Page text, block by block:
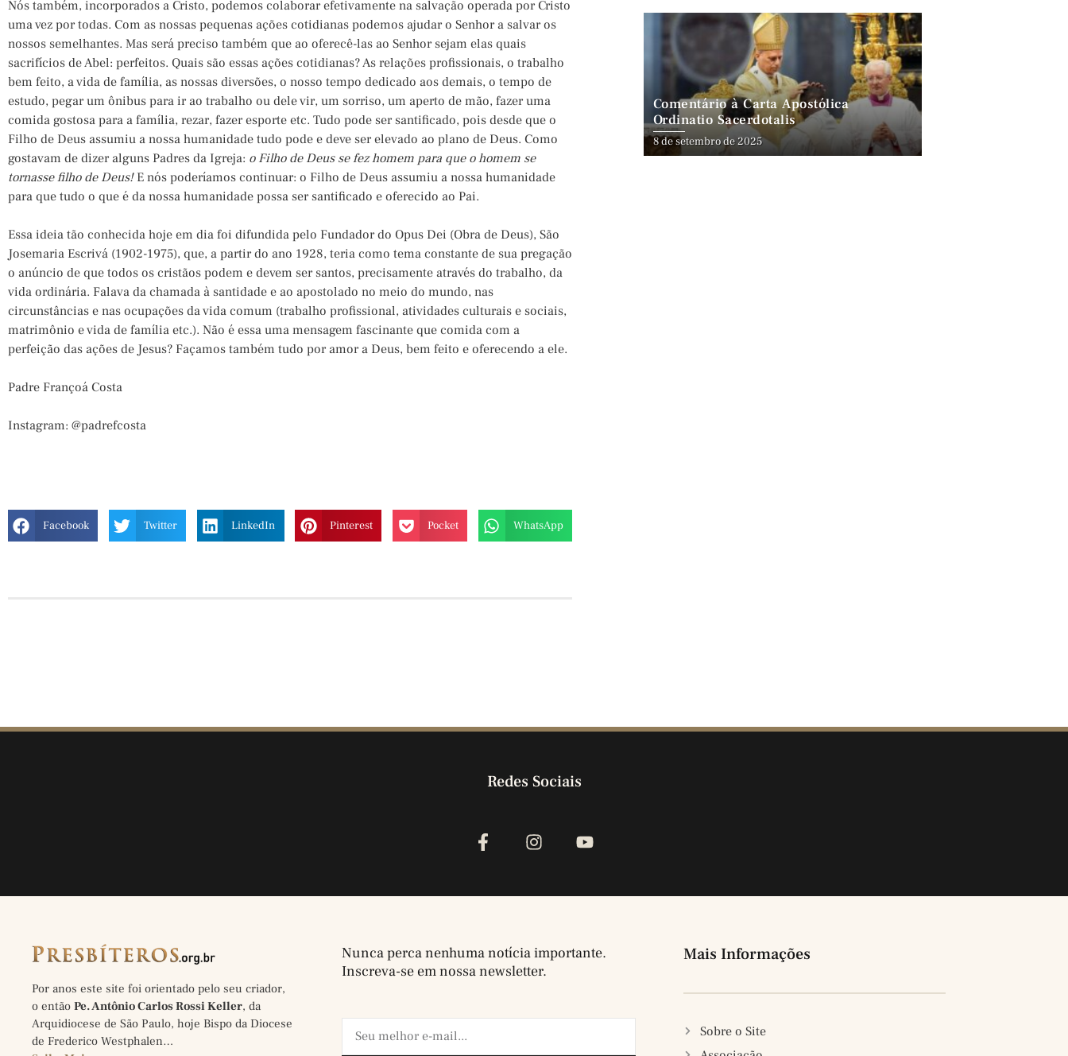
Nós também, incorporados a Cristo, podemos colaborar efetivamente na salvação operada por Cristo
uma vez por todas. Com as nossas pequenas ações cotidianas podemos ajudar o Senhor a salvar os
nossos semelhantes. Mas será preciso também que ao oferecê-las ao Senhor sejam elas quais
sacrifícios de Abel: perfeitos. Quais são essas ações cotidianas? As relações profissionais, o trabalho
bem feito, a vida de família, as nossas diversões, o nosso tempo dedicado aos demais, o tempo de
estudo, pegar um ônibus para ir ao trabalho ou dele vir, um sorriso, um aperto de mão, fazer uma
comida gostosa para a família, rezar, fazer esporte etc. Tudo pode ser santificado, pois desde que o
Filho de Deus assumiu a nossa humanidade tudo pode e deve ser elevado ao plano de Deus. Como
gostavam de dizer alguns Padres da Igreja: o Filho de Deus se fez homem para que o homem se
tornasse filho de Deus! E nós poderíamos continuar: o Filho de Deus assumiu a nossa humanidade
para que tudo o que é da nossa humanidade possa ser santificado e oferecido ao Pai.
Essa ideia tão conhecida hoje em dia foi difundida pelo Fundador do Opus Dei (Obra de Deus), São
Josemaria Escrivá (1902-1975), que, a partir do ano 1928, teria como tema constante de sua pregação
o anúncio de que todos os cristãos podem e devem ser santos, precisamente através do trabalho, da
vida ordinária. Falava da chamada à santidade e ao apostolado no meio do mundo, nas
circunstâncias e nas ocupações da vida comum (trabalho profissional, atividades culturais e sociais,
matrimônio e vida de família etc.). Não é essa uma mensagem fascinante que comida com a
perfeição das ações de Jesus? Façamos também tudo por amor a Deus, bem feito e oferecendo a ele.
Padre Françoá Costa
Instagram: @padrefcosta
Facebook Twitter LinkedIn Pinterest Pocket WhatsApp
Comentário à Carta Apostólica
Ordinatio Sacerdotalis
8 de setembro de 2025
Redes Sociais
Por anos este site foi orientado pelo seu criador,
o então Pe. Antônio Carlos Rossi Keller, da
Arquidiocese de São Paulo, hoje Bispo da Diocese
de Frederico Westphalen…
Nunca perca nenhuma notícia importante.
Inscreva-se em nossa newsletter.
Mais Informações
Sobre o Site